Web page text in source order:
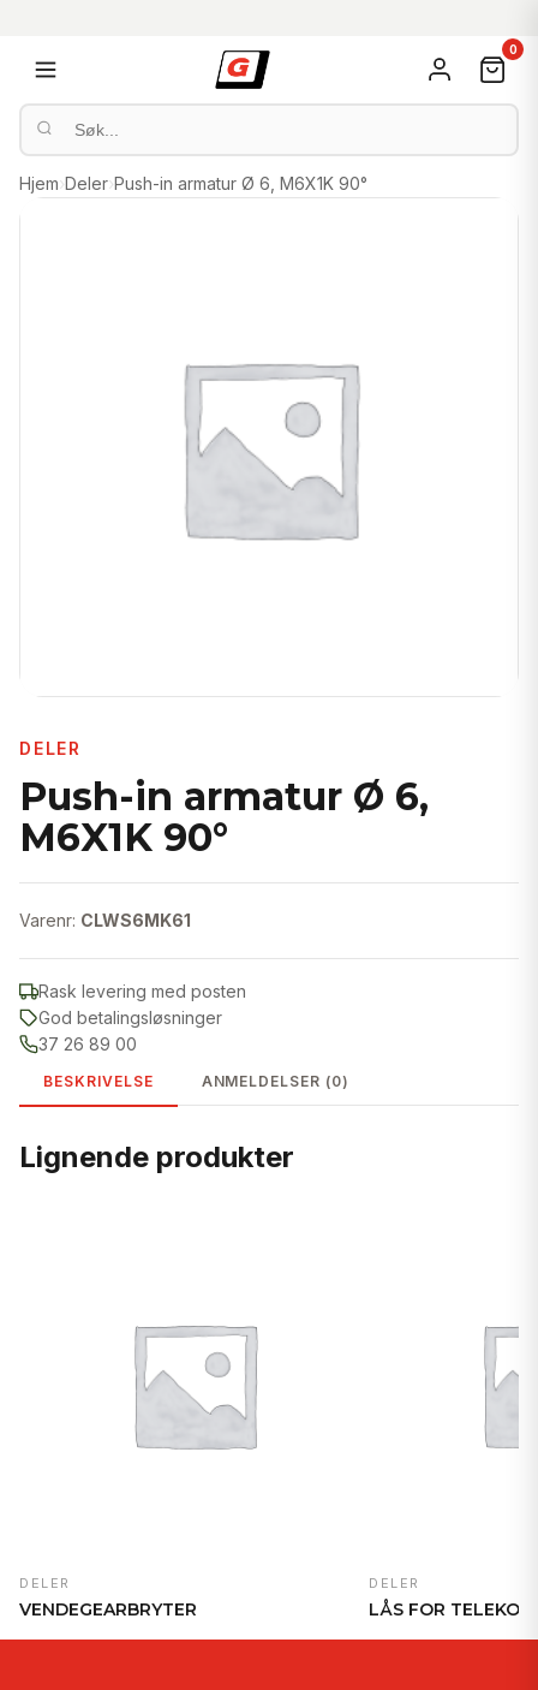
0
Hjem›Deler›Push-in armatur Ø 6, M6X1K 90°
DELER
Push-in armatur Ø 6,
M6X1K 90°
Varenr: CLWS6MK61
Rask levering med posten
God betalingsløsninger
37 26 89 00
BESKRIVELSE ANMELDELSER (0)
Lignende produkter
DELER
VENDEGEARBRYTER
DELER
LÅS FOR